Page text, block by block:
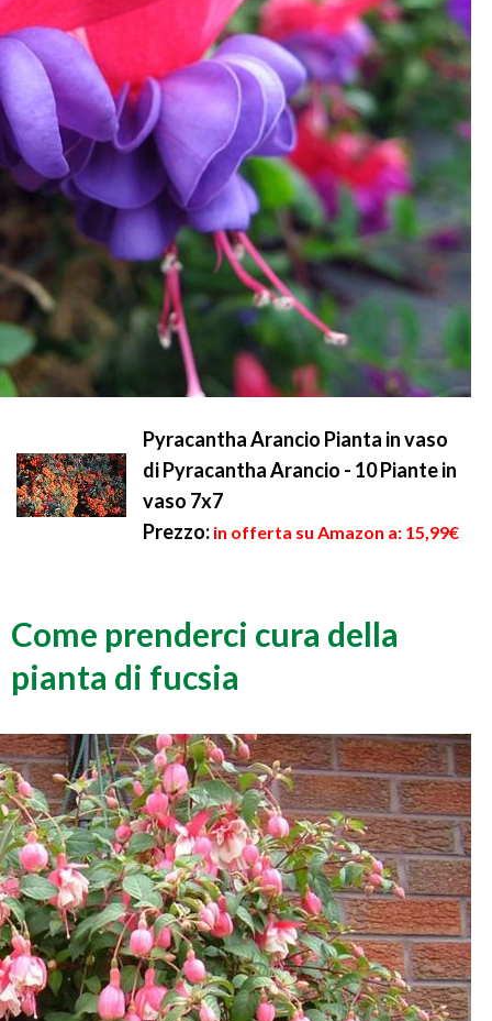
Pyracantha Arancio Pianta in vaso
di Pyracantha Arancio - 10 Piante in
vaso 7x7
Prezzo: in offerta su Amazon a: 15,99€
Come prenderci cura della
pianta di fucsia